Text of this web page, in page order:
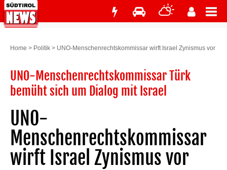
Home > Politik > UNO-Menschenrechtskommissar wirft Israel Zynismus vor
UNO-Menschenrechtskommissar Türk
bemüht sich um Dialog mit Israel
UNO-
Menschenrechtskommissar
wirft Israel Zynismus vor